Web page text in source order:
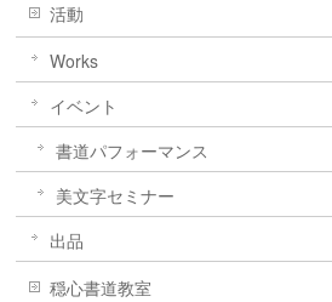
活動
Works
イベント
書道パフォーマンス
美文字セミナー
出品
穏心書道教室